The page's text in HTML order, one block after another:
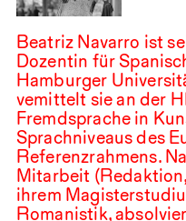
Beatriz Navarro ist
Dozentin für
Hamburger
vemittelt sie an der
Fremdsprache in
Sprachniveaus des
Referenzrahmens.
Mitarbeit
ihrem
Romanistik,